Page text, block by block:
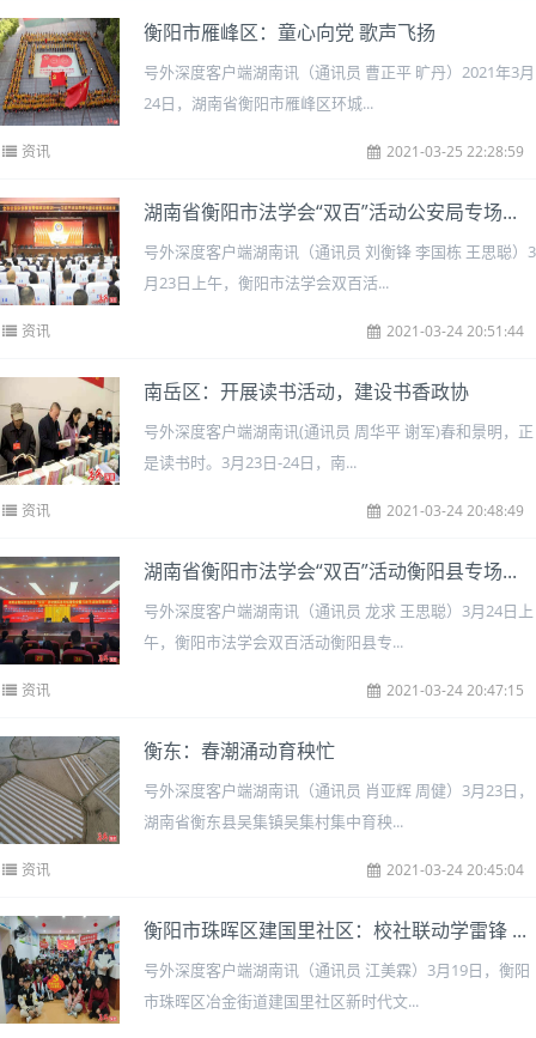
衡阳市雁峰区：童心向党 歌声飞扬
号外深度客户端湖南讯（通讯员 曹正平 旷丹）2021年3月
24日，湖南省衡阳市雁峰区环城...
资讯 2021-03-25 22:28:59
湖南省衡阳市法学会“双百”活动公安局专场...
号外深度客户端湖南讯（通讯员 刘衡锋 李国栋 王思聪）3
月23日上午，衡阳市法学会双百活...
资讯 2021-03-24 20:51:44
南岳区：开展读书活动，建设书香政协
号外深度客户端湖南讯(通讯员 周华平 谢军)春和景明，正
是读书时。3月23日-24日，南...
资讯 2021-03-24 20:48:49
湖南省衡阳市法学会“双百”活动衡阳县专场...
号外深度客户端湖南讯（通讯员 龙求 王思聪）3月24日上
午，衡阳市法学会双百活动衡阳县专...
资讯 2021-03-24 20:47:15
衡东：春潮涌动育秧忙
号外深度客户端湖南讯（通讯员 肖亚辉 周健）3月23日，
湖南省衡东县吴集镇吴集村集中育秧...
资讯 2021-03-24 20:45:04
衡阳市珠晖区建国里社区：校社联动学雷锋 ...
号外深度客户端湖南讯（通讯员 江美霖）3月19日，衡阳
市珠晖区冶金街道建国里社区新时代文...